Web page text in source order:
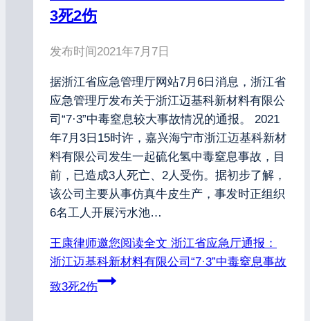
3死2伤
发布时间2021年7月7日
据浙江省应急管理厅网站7月6日消息，浙江省
应急管理厅发布关于浙江迈基科新材料有限公
司“7·3”中毒窒息较大事故情况的通报。 2021
年7月3日15时许，嘉兴海宁市浙江迈基科新材
料有限公司发生一起硫化氢中毒窒息事故，目
前，已造成3人死亡、2人受伤。据初步了解，
该公司主要从事仿真牛皮生产，事发时正组织
6名工人开展污水池…
王康律师邀您阅读全文 浙江省应急厅通报：
浙江迈基科新材料有限公司“7·3”中毒窒息事故
致3死2伤